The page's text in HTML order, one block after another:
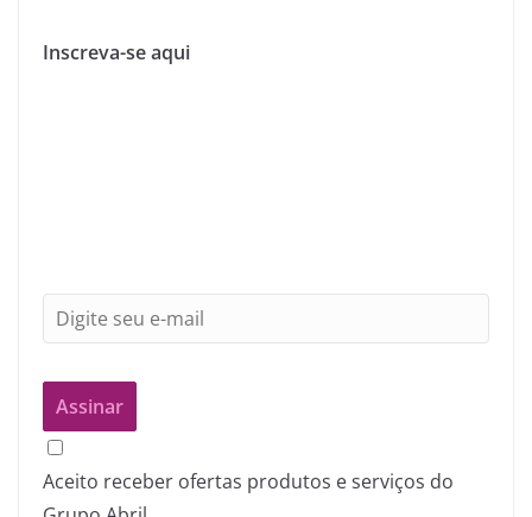
Inscreva-se aqui
Aceito receber ofertas produtos e serviços do